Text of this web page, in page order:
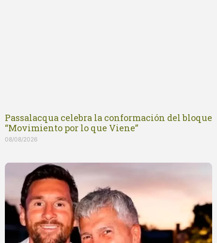
Passalacqua celebra la conformación del bloque
“Movimiento por lo que Viene”
08/08/2026